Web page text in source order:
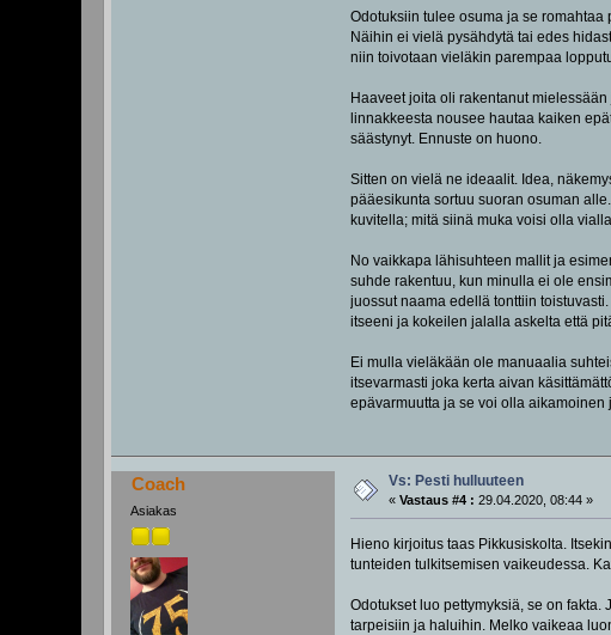
Odotuksiin tulee osuma ja se
Näihin ei vielä pysähdytä tai edes
niin toivotaan vieläkin parempaa
Haaveet joita oli rakentanut
linnakkeesta nousee hautaa kaiken
säästynyt. Ennuste on huono.
Sitten on vielä ne ideaalit. Idea,
pääesikunta sortuu suoran osuman
kuvitella; mitä siinä muka voisi olla
No vaikkapa lähisuhteen mallit ja
suhde rakentuu, kun minulla ei ole
juossut naama edellä tonttiin
itseeni ja kokeilen jalalla askelta että
Ei mulla vieläkään ole manuaalia
itsevarmasti joka kerta aivan
epävarmuutta ja se voi olla
Coach
Asiakas
Vs: Pesti hulluuteen
«Vastaus #4 : 29.04.2020, 08:44 »
Hieno kirjoitus taas Pikkusiskolta.
tunteiden tulkitsemisen vaikeudessa.
Odotukset luo pettymyksiä, se on
tarpeisiin ja haluihin. Melko vaikeaa